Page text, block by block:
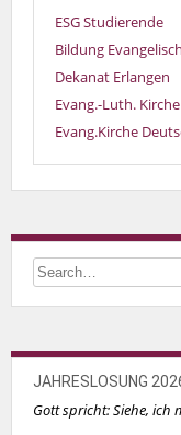
ESG Studierende
Bildung Evangelisch
Dekanat Erlangen
Evang.-Luth.
Evang.Kirche
JAHRESLOSUNG
Gott spricht: Siehe, ich